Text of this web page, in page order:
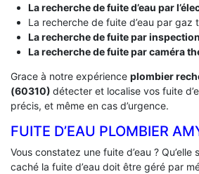
La recherche de fuite d’eau par
La recherche de fuite d’eau par gaz
La recherche de fuite par
La recherche de fuite par caméra
Grace à notre expérience plombier
(60310) détecter et localise vos fuite
précis, et même en cas d’urgence.
FUITE D’EAU PLOMBIER
Vous constatez une fuite d’eau ? Qu’elle
caché la fuite d’eau doit être géré par